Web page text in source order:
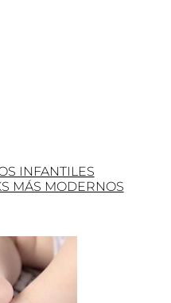
INFANTILES
MÁS MODERNOS